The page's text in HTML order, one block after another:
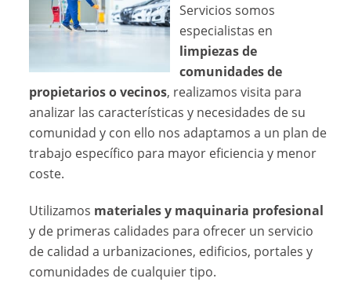
Servicios somos
especialistas en
limpiezas de
comunidades de
propietarios o vecinos, realizamos visita para
analizar las características y necesidades de su
comunidad y con ello nos adaptamos a un plan de
trabajo específico para mayor eficiencia y menor
coste.
Utilizamos materiales y maquinaria profesional
y de primeras calidades para ofrecer un servicio
de calidad a urbanizaciones, edificios, portales y
comunidades de cualquier tipo.